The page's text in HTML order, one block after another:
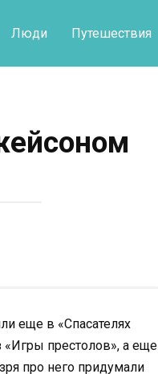
Люди Путешествия
еще в «Спасателях
«Игры престолов», а еще
про него придумали